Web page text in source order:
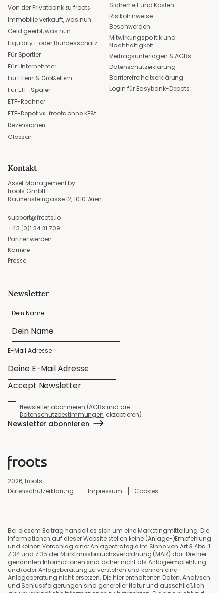
Von der Privatbank zu froots
Immobilie verkauft, was nun
Geld geerbt, was nun
Liquidity+ oder Bundesschatz
Für Sportler
Für Unternehmer
Für Eltern & Großeltern
Für ETF-Sparer
ETF-Rechner
ETF-Depot vs. froots ohne KESt
Rezensionen
Glossar
Sicherheit und Kosten
Risikohinweise
Beschwerden
Mitwirkungspolitik und
Nachhaltigkeit
Vertragsunterlagen & AGBs
Datenschutzerklärung
Barrierefreiheitserklärung
Login für Easybank-Depots
Kontakt
Asset Management by
froots GmbH
Rauhensteingasse 12, 1010 Wien
support@froots.io
+43 (0)1 34 31 709
Partner werden
Karriere
Presse
Newsletter
Dein Name
E-Mail Adresse
Accept Newsletter
Newsletter abonnieren (AGBs und die
Datenschutzbestimmungen akzeptieren)
Newsletter abonnieren
2026, froots
Datenschutzerklärung
Impressum Cookies
Bei diesem Beitrag handelt es sich um eine Marketingmitteilung. Die
Informationen auf dieser Website stellen keine (Anlage-)Empfehlung
und keinen Vorschlag einer Anlagestrategie im Sinne von Art 3 Abs. 1
Z 34 und Z 35 der Marktmissbrauchsverordnung (MAR) dar. Die hier
genannten Informationen sind daher nicht als Anlageempfehlung
und/oder Anlageberatung zu verstehen und können eine
Anlageberatung nicht ersetzen. Die hier enthaltenen Daten, Analysen
und Schlussfolgerungen sind genereller Natur und ausschließlich